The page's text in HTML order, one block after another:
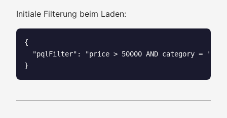
Initiale Filterung beim Laden:
{
"pqlFilter": "price > 50000 AND category =